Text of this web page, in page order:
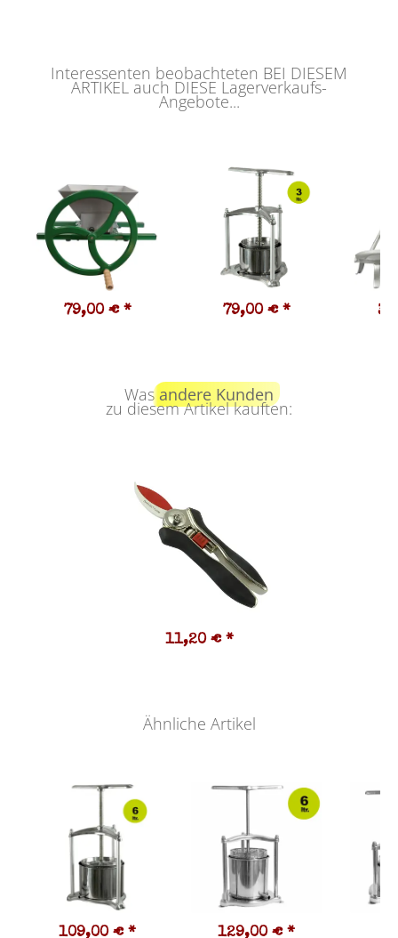
Interessenten beobachteten BEI DIESEM
ARTIKEL auch DIESE Lagerverkaufs-
Angebote...
79,00 € * 79,00 € *
Wasandere Kunden
zu diesem Artikel kauften:
11,20 € *
Ähnliche Artikel
109,00 € * 129,00 € *